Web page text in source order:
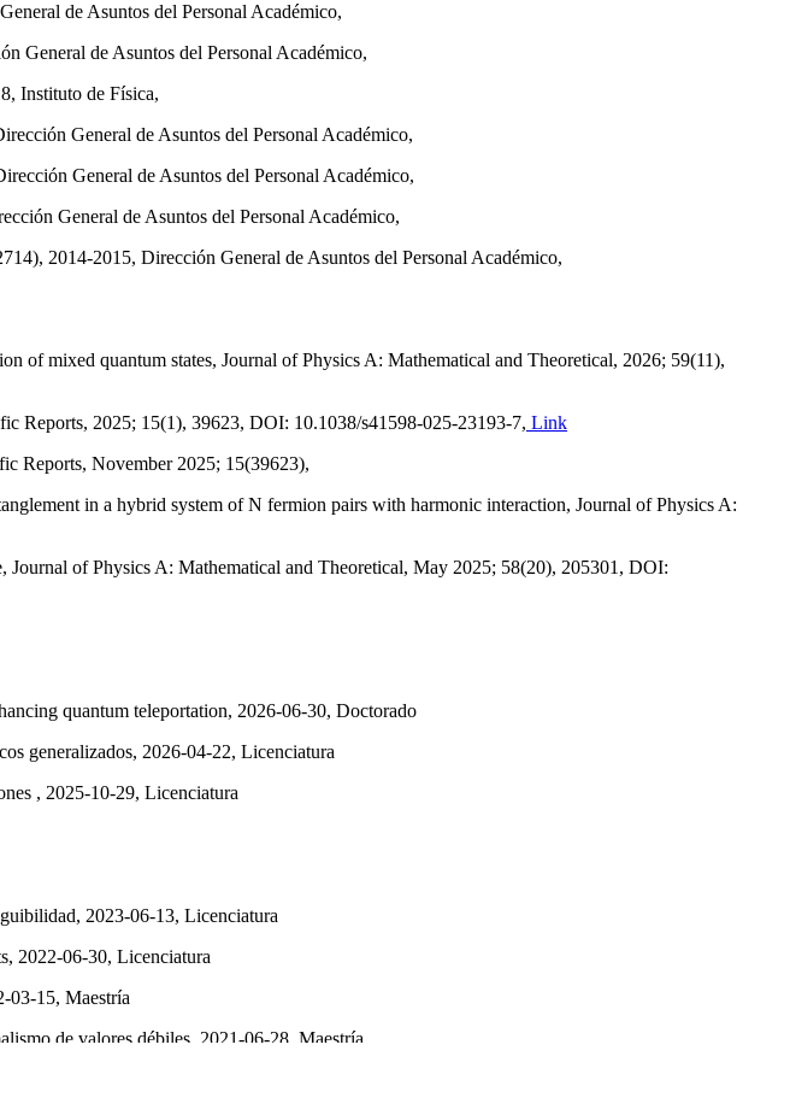
de Asuntos del Personal Académico,
General de Asuntos del Personal Académico,
Instituto de Física,
General de Asuntos del Personal Académico,
General de Asuntos del Personal Académico,
General de Asuntos del Personal Académico,
2014-2015, Dirección General de Asuntos del Personal Académico,
mixed quantum states, Journal of Physics A: Mathematical and Theoretical, 2026; 59(11),
Reports, 2025; 15(1), 39623, DOI: 10.1038/s41598-025-23193-7, Link
Reports, November 2025; 15(39623),
in a hybrid system of N fermion pairs with harmonic interaction, Journal of Physics A:
Journal of Physics A: Mathematical and Theoretical, May 2025; 58(20), 205301, DOI:
quantum teleportation, 2026-06-30, Doctorado
generalizados, 2026-04-22, Licenciatura
, 2025-10-29, Licenciatura
2023-06-13, Licenciatura
2022-06-30, Licenciatura
03-15, Maestría
de valores débiles, 2021-06-28, Maestría
, 2020-09-17, Maestría